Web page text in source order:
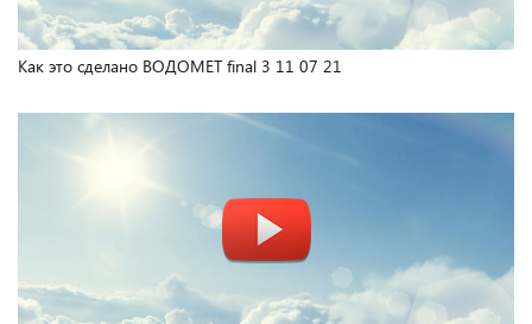
Как это сделано ВОДОМЕТ final 3 11 07 21